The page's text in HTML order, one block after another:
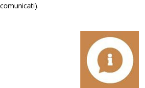
comunicati).